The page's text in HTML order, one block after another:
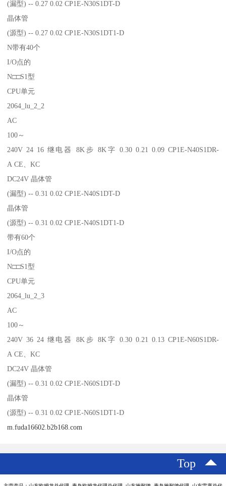
(漏型) -- 0.27 0.02 CP1E-N30S1DT-D
晶体管
(源型) -- 0.27 0.02 CP1E-N30S1DT1-D
N带有40个
I/O点的
N□□S1型
CPU单元
2064_lu_2_2
AC
100～
240V 24 16 继电器 8K步 8K字 0.30 0.21 0.09 CP1E-N40S1DR-
A CE、KC
DC24V 晶体管
(漏型) -- 0.31 0.02 CP1E-N40S1DT-D
晶体管
(源型) -- 0.31 0.02 CP1E-N40S1DT1-D
带有60个
I/O点的
N□□S1型
CPU单元
2064_lu_2_3
AC
100～
240V 36 24 继电器 8K步 8K字 0.30 0.21 0.13 CP1E-N60S1DR-
A CE、KC
DC24V 晶体管
(漏型) -- 0.31 0.02 CP1E-N60S1DT-D
晶体管
(源型) -- 0.31 0.02 CP1E-N60S1DT1-D
m.fuda16602.b2b168.com
Top